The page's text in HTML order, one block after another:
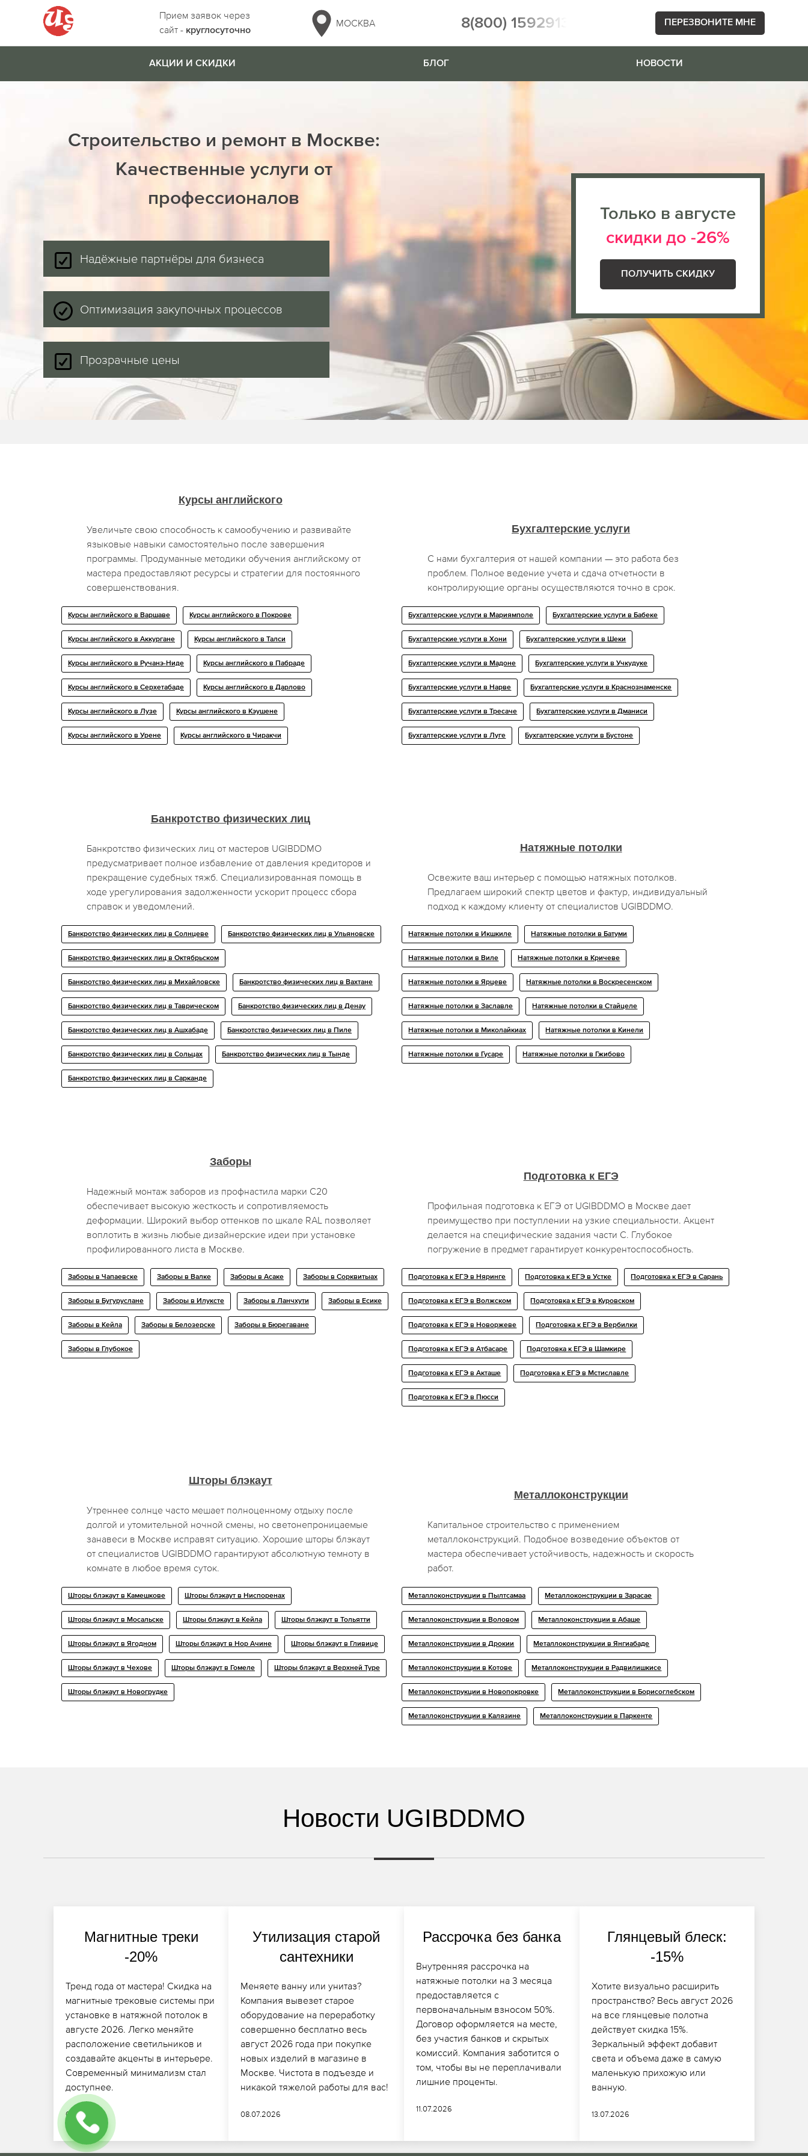
Прием заявок через
сайт - круглосуточно
МОСКВА 8(800) 1592913 ПЕРЕЗВОНИТЕ МНЕ
АКЦИИ И СКИДКИ БЛОГ НОВОСТИ
Строительство и ремонт в Москве:
Качественные услуги от
профессионалов
Надёжные партнёры для бизнеса
Оптимизация закупочных процессов
Прозрачные цены
Только в августе
скидки до -26%
ПОЛУЧИТЬ СКИДКУ
Курсы английского
Увеличьте свою способность к самообучению и развивайте
языковые навыки самостоятельно после завершения
программы. Продуманные методики обучения английскому от
мастера предоставляют ресурсы и стратегии для постоянного
совершенствования.
Курсы английского в Варшаве Курсы английского в Покрове
Курсы английского в Аккургане Курсы английского в Талси
Курсы английского в Ручанэ-Ниде Курсы английского в Пабраде
Курсы английского в Серхетабаде Курсы английского в Дарлово
Курсы английского в Лузе Курсы английского в Кэушене
Курсы английского в Урене Курсы английского в Чиракчи
Бухгалтерские услуги
С нами бухгалтерия от нашей компании — это работа без
проблем. Полное ведение учета и сдача отчетности в
контролирующие органы осуществляются точно в срок.
Бухгалтерские услуги в Мариямполе Бухгалтерские услуги в Бабеке
Бухгалтерские услуги в Хони Бухгалтерские услуги в Шеки
Бухгалтерские услуги в Мадоне Бухгалтерские услуги в Учкудуке
Бухгалтерские услуги в Нарве Бухгалтерские услуги в Краснознаменске
Бухгалтерские услуги в Тресaче Бухгалтерские услуги в Дманиси
Бухгалтерские услуги в Луге Бухгалтерские услуги в Бустоне
Банкротство физических лиц
Банкротство физических лиц от мастеров UGIBDDMO
предусматривает полное избавление от давления кредиторов и
прекращение судебных тяжб. Специализированная помощь в
ходе урегулирования задолженности ускорит процесс сбора
справок и уведомлений.
Банкротство физических лиц в Солнцеве Банкротство физических лиц в Ульяновске
Банкротство физических лиц в Октябрьском
Банкротство физических лиц в Михайловске Банкротство физических лиц в Вахтане
Банкротство физических лиц в Таврическом Банкротство физических лиц в Денау
Банкротство физических лиц в Ашхабаде Банкротство физических лиц в Пиле
Банкротство физических лиц в Сольцах Банкротство физических лиц в Тынде
Банкротство физических лиц в Сарканде
Натяжные потолки
Освежите ваш интерьер с помощью натяжных потолков.
Предлагаем широкий спектр цветов и фактур, индивидуальный
подход к каждому клиенту от специалистов UGIBDDMO.
Натяжные потолки в Икшкиле Натяжные потолки в Батуми
Натяжные потолки в Виле Натяжные потолки в Кричеве
Натяжные потолки в Ярцеве Натяжные потолки в Воскресенском
Натяжные потолки в Заславле Натяжные потолки в Стайцеле
Натяжные потолки в Миколайкиах Натяжные потолки в Кинели
Натяжные потолки в Гусаре Натяжные потолки в Гжибово
Заборы
Надежный монтаж заборов из профнастила марки С20
обеспечивает высокую жесткость и сопротивляемость
деформации. Широкий выбор оттенков по шкале RAL позволяет
воплотить в жизнь любые дизайнерские идеи при установке
профилированного листа в Москве.
Заборы в Чапаевске Заборы в Валке Заборы в Асаке Заборы в Сорквитыах
Заборы в Бугуруслане Заборы в Илуксте Заборы в Ланчхути Заборы в Есике
Заборы в Кейла Заборы в Белозерске Заборы в Бюрегаване
Заборы в Глубокое
Подготовка к ЕГЭ
Профильная подготовка к ЕГЭ от UGIBDDMO в Москве дает
преимущество при поступлении на узкие специальности. Акцент
делается на специфические задания части С. Глубокое
погружение в предмет гарантирует конкурентоспособность.
Подготовка к ЕГЭ в Няринге Подготовка к ЕГЭ в Устке Подготовка к ЕГЭ в Сарань
Подготовка к ЕГЭ в Волжском Подготовка к ЕГЭ в Куровском
Подготовка к ЕГЭ в Новоржеве Подготовка к ЕГЭ в Вербилки
Подготовка к ЕГЭ в Атбасаре Подготовка к ЕГЭ в Шамкире
Подготовка к ЕГЭ в Акташе Подготовка к ЕГЭ в Мстиславле
Подготовка к ЕГЭ в Пюсси
Шторы блэкаут
Утреннее солнце часто мешает полноценному отдыху после
долгой и утомительной ночной смены, но светонепроницаемые
занавеси в Москве исправят ситуацию. Хорошие шторы блэкаут
от специалистов UGIBDDMO гарантируют абсолютную темноту в
комнате в любое время суток.
Шторы блэкаут в Камешкове Шторы блэкаут в Ниспоренах
Шторы блэкаут в Мосальске Шторы блэкаут в Кейла Шторы блэкаут в Тольятти
Шторы блэкаут в Ягодном Шторы блэкаут в Нор Ачине Шторы блэкаут в Гливице
Шторы блэкаут в Чехове Шторы блэкаут в Гомеле Шторы блэкаут в Верхней Туре
Шторы блэкаут в Новогрудке
Металлоконструкции
Капитальное строительство с применением
металлоконструкций. Подобное возведение объектов от
мастера обеспечивает устойчивость, надежность и скорость
работ.
Металлоконструкции в Пылтсамаа Металлоконструкции в Зарасае
Металлоконструкции в Воловом Металлоконструкции в Абаше
Металлоконструкции в Дрокии Металлоконструкции в Янгиабаде
Металлоконструкции в Котове Металлоконструкции в Радвилишкисе
Металлоконструкции в Новопокровке Металлоконструкции в Борисоглебском
Металлоконструкции в Калязине Металлоконструкции в Паркенте
Новости UGIBDDMO
Магнитные треки
-20%
Тренд года от мастера! Скидка на
магнитные трековые системы при
установке в натяжной потолок в
августе 2026. Легко меняйте
расположение светильников и
создавайте акценты в интерьере.
Современный минимализм стал
доступнее.
05.07.2026
Утилизация старой
сантехники
Меняете ванну или унитаз?
Компания вывезет старое
оборудование на переработку
совершенно бесплатно весь
август 2026 года при покупке
новых изделий в магазине в
Москве. Чистота в подъезде и
никакой тяжелой работы для вас!
08.07.2026
Рассрочка без банка
Внутренняя рассрочка на
натяжные потолки на 3 месяца
предоставляется с
первоначальным взносом 50%.
Договор оформляется на месте,
без участия банков и скрытых
комиссий. Компания заботится о
том, чтобы вы не переплачивали
лишние проценты.
11.07.2026
Глянцевый блеск:
-15%
Хотите визуально расширить
пространство? Весь август 2026
на все глянцевые полотна
действует скидка 15%.
Зеркальный эффект добавит
света и объема даже в самую
маленькую прихожую или
ванную.
13.07.2026